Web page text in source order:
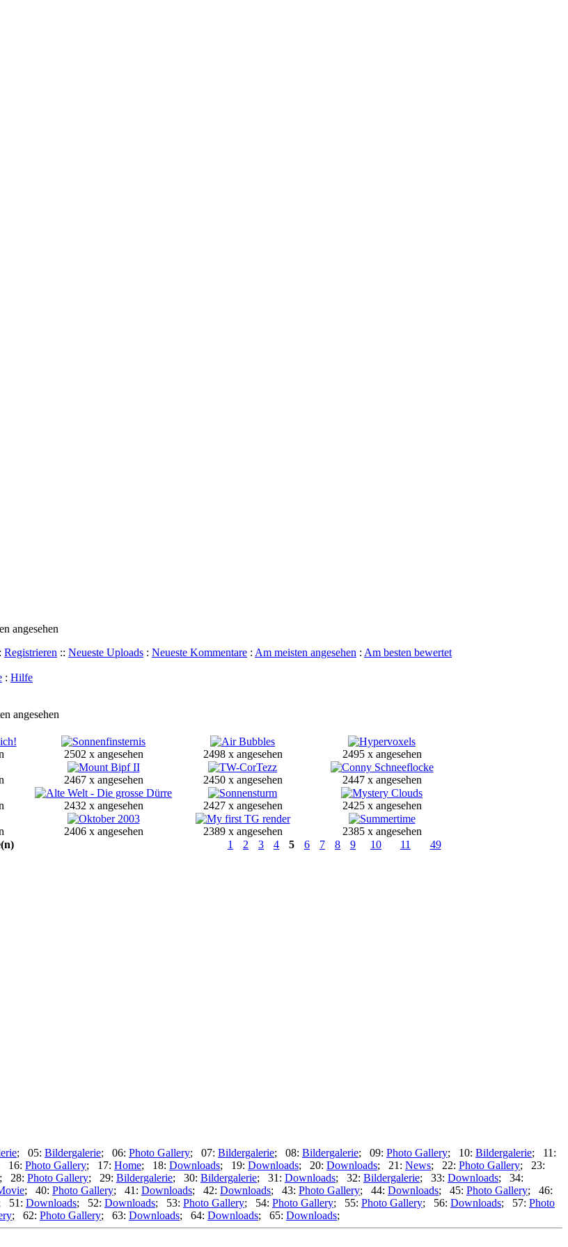
angesehen
Registrieren :: Neueste Uploads : Neueste Kommentare : Am meisten angesehen : Am besten bewertet
: Hilfe
angesehen
2502 x angesehen 2498 x angesehen 2495 x angesehen
2467 x angesehen 2450 x angesehen 2447 x angesehen
2432 x angesehen 2427 x angesehen 2425 x angesehen
2406 x angesehen 2389 x angesehen
2385 x angesehen
1 2 3 4 5 6 7 8 9 10 11 49
; 05: Bildergalerie; 06: Photo Gallery; 07: Bildergalerie; 08: Bildergalerie; 09: Photo Gallery; 10: Bildergalerie; 11:
16: Photo Gallery; 17: Home; 18: Downloads; 19: Downloads; 20: Downloads; 21: News; 22: Photo Gallery; 23:
; 28: Photo Gallery; 29: Bildergalerie; 30: Bildergalerie; 31: Downloads; 32: Bildergalerie; 33: Downloads; 34:
; 40: Photo Gallery; 41: Downloads; 42: Downloads; 43: Photo Gallery; 44: Downloads; 45: Photo Gallery; 46:
51: Downloads; 52: Downloads; 53: Photo Gallery; 54: Photo Gallery; 55: Photo Gallery; 56: Downloads; 57: Photo
; 62: Photo Gallery; 63: Downloads; 64: Downloads; 65: Downloads;